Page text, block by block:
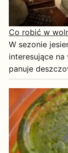
Co robić w
W sezonie
interesujące
panuje